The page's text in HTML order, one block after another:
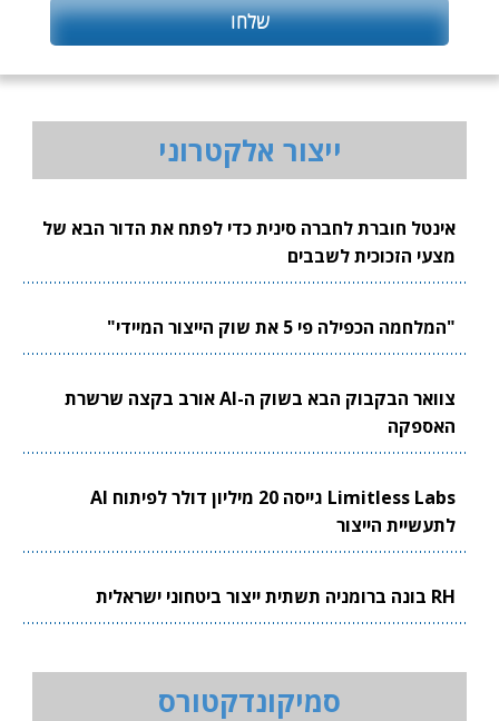
ייצור אלקטרוני
אינטל חוברת לחברה סינית כדי לפתח את הדור הבא של
מצעי הזכוכית לשבבים
"המלחמה הכפילה פי 5 את שוק הייצור המיידי"
צוואר הבקבוק הבא בשוק ה-AI אורב בקצה שרשרת
האספקה
Limitless Labs גייסה 20 מיליון דולר לפיתוח AI
לתעשיית הייצור
RH בונה ברומניה תשתית ייצור ביטחוני ישראלית
סמיקונדקטורס